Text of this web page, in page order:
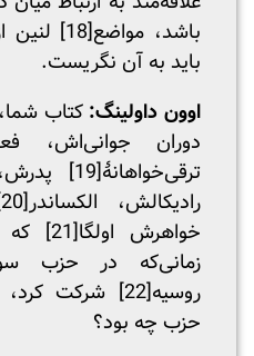
باشد، مواضع[18]
لنین
باید به آن نگریست.
اوون داولینگ: کتاب
دوران جوانی‌اش،
ترقی‌خواهانۀ[19]
رادیکالش، الکساندر[20]
خواهرش اولگا[21]
که
زمانی‌که در حزب
روسیه[22]
شرکت کرد،
حزب چه بود؟